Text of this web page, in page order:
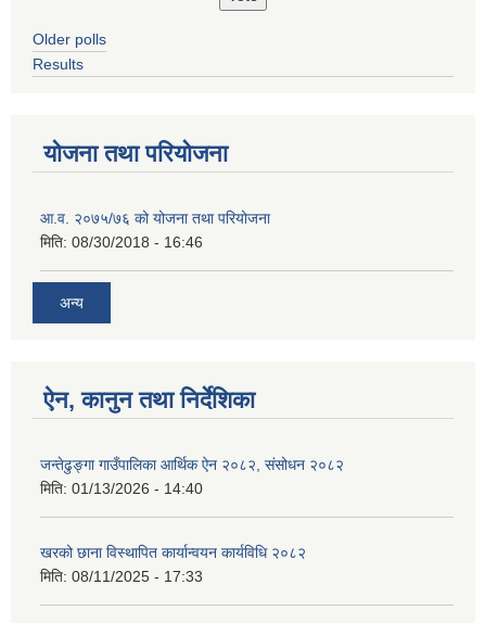
Older polls
Results
योजना तथा परियोजना
आ.व. २०७५/७६ को योजना तथा परियोजना
मिति: 08/30/2018 - 16:46
अन्य
ऐन, कानुन तथा निर्देशिका
जन्तेढुङ्गा गाउँपालिका आर्थिक ऐन २०८२, संसोधन २०८२
मिति: 01/13/2026 - 14:40
खरको छाना विस्थापित कार्यान्वयन कार्यविधि २०८२
मिति: 08/11/2025 - 17:33